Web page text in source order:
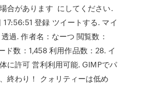
合があります にしてください.
17:56:51 登録 ツイートする. マイ
過. 作者名：なーつ 閲覧数：
ド数：1,458 利用作品数：28. イ
に許可 営利利用可能. GIMPでパ
終わり！ クォリティーは低め